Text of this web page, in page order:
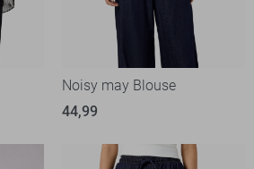
Noisy may Blouse
44,99